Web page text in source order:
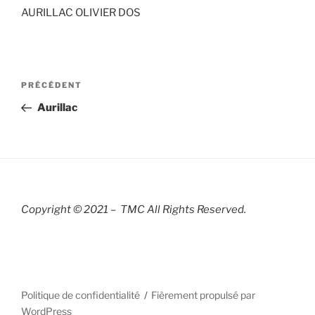
AURILLAC OLIVIER DOS
Navigation
l’article
Article
précédent
PRÉCÉDENT
Aurillac
Copyright © 2021 – TMC All Rights Reserved.
Politique de confidentialité
Fièrement propulsé par
WordPress